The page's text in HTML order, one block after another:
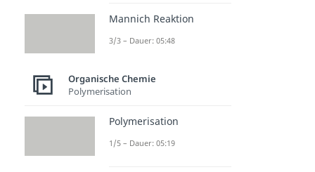
Mannich Reaktion
3/3 – Dauer: 05:48
Organische Chemie
Polymerisation
Polymerisation
1/5 – Dauer: 05:19